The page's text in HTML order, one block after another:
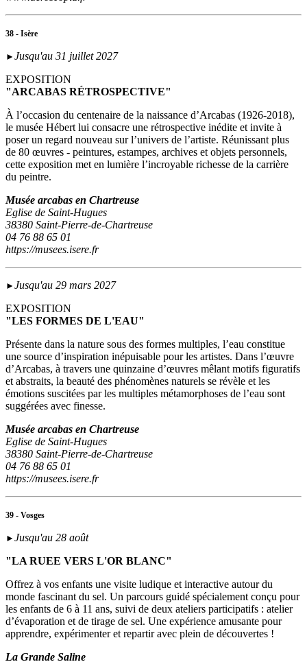
38 - Isère
► Jusqu'au 31 juillet 2027
EXPOSITION
"ARCABAS RÉTROSPECTIVE"
À l’occasion du centenaire de la naissance d’Arcabas (1926-2018),
le musée Hébert lui consacre une rétrospective inédite et invite à
poser un regard nouveau sur l’univers de l’artiste. Réunissant plus
de 80 œuvres - peintures, estampes, archives et objets personnels,
cette exposition met en lumière l’incroyable richesse de la carrière
du peintre.
Musée arcabas en Chartreuse
Eglise de Saint-Hugues
38380 Saint-Pierre-de-Chartreuse
04 76 88 65 01
https://musees.isere.fr
► Jusqu'au 29 mars 2027
EXPOSITION
"LES FORMES DE L'EAU"
Présente dans la nature sous des formes multiples, l’eau constitue
une source d’inspiration inépuisable pour les artistes. Dans l’œuvre
d’Arcabas, à travers une quinzaine d’œuvres mêlant motifs figuratifs
et abstraits, la beauté des phénomènes naturels se révèle et les
émotions suscitées par les multiples métamorphoses de l’eau sont
suggérées avec finesse.
Musée arcabas en Chartreuse
Eglise de Saint-Hugues
38380 Saint-Pierre-de-Chartreuse
04 76 88 65 01
https://musees.isere.fr
39 - Vosges
► Jusqu'au 28 août
"LA RUEE VERS L'OR BLANC"
Offrez à vos enfants une visite ludique et interactive autour du
monde fascinant du sel. Un parcours guidé spécialement conçu pour
les enfants de 6 à 11 ans, suivi de deux ateliers participatifs : atelier
d’évaporation et de tirage de sel. Une expérience amusante pour
apprendre, expérimenter et repartir avec plein de découvertes !
La Grande Saline